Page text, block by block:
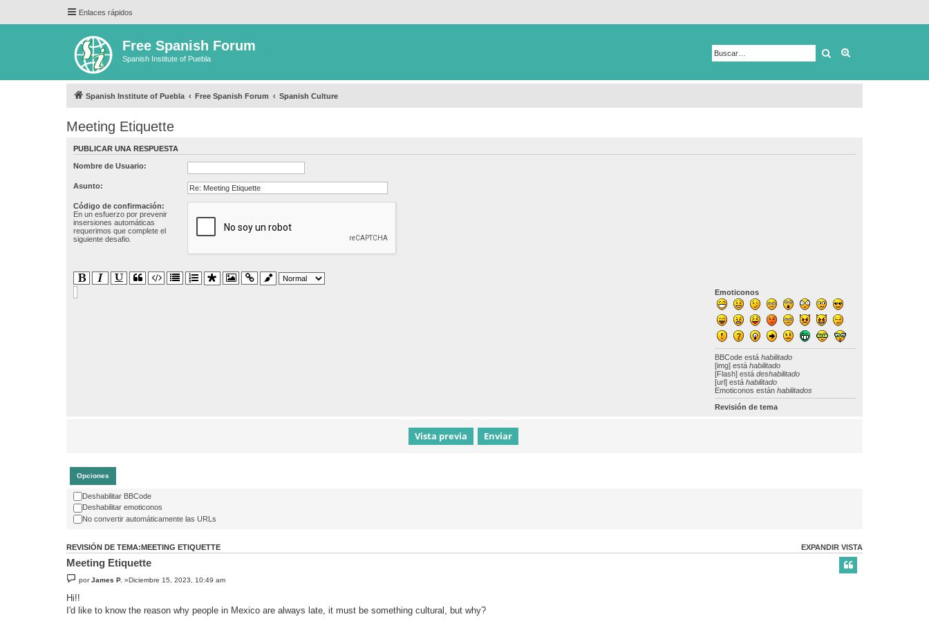
Enlaces rápidos
Free Spanish Forum
Spanish Institute of Puebla Buscar
Spanish Institute of Puebla Free Spanish Forum Spanish Culture
Meeting Etiquette
PUBLICAR UNA RESPUESTA
Nombre de Usuario:
Asunto:
Código de confirmación:
En un esfuerzo por prevenir
insersiones automáticas
requerimos que complete el
siguiente desafio.
Emoticonos
BBCode estáhabilitado
[img] estáhabilitado
[Flash] estádeshabilitado
[url] estáhabilitado
Emoticonos estánhabilitados
Revisión de tema
Opciones
Deshabilitar BBCode
Deshabilitar emoticonos
No convertir automáticamente las URLs
EXPANDIR VISTA
REVISIÓN DE TEMA:MEETING ETIQUETTE
Meeting Etiquette
porJames P. »Diciembre 15, 2023, 10:49 am
Hi!!
I'd like to know the reason why people in Mexico are always late, it must be something cultural, but why?